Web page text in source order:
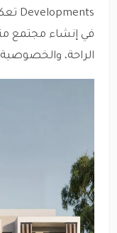
Developments تعكس رؤية
في إنشاء مجتمع
الراحة،